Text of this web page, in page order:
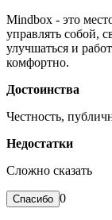
Mindbox - это
управлять собой,
улучшаться и
комфортно.
Достоинства
Честность,
Недостатки
Сложно сказать
0